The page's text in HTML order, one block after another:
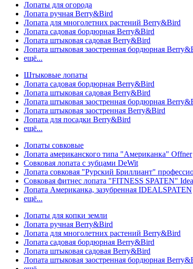
Лопаты для огорода
Лопата ручная Berry&Bird
Лопата для многолетних растений Berry&Bird
Лопата садовая бордюрная Berry&Bird
Лопата штыковая садовая Berry&Bird
Лопата штыковая заостренная бордюрная
ещё...
Штыковые лопаты
Лопата садовая бордюрная Berry&Bird
Лопата штыковая садовая Berry&Bird
Лопата штыковая заостренная бордюрная
Лопата штыковая заостренная Berry&Bird
Лопата для посадки Berry&Bird
ещё...
Лопаты совковые
Лопата американского типа "Американка" Offner
Совковая лопата с зубцами DeWit
Лопата совковая "Рурский Бриллиант"
Совковая фитнес лопата "FITNESS SPATEN"
Лопата Американка, зазубренная IDEALSPATEN
ещё...
Лопаты для копки земли
Лопата ручная Berry&Bird
Лопата для многолетних растений Berry&Bird
Лопата садовая бордюрная Berry&Bird
Лопата штыковая садовая Berry&Bird
Лопата штыковая заостренная бордюрная